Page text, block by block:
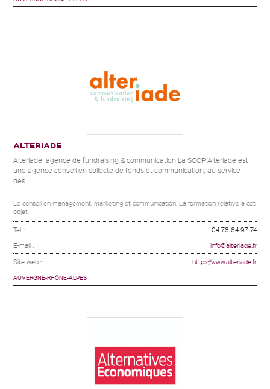
ALTERIADE
Alteriade, agence de fundraising & communication La SCOP Alteriade est
une agence conseil en collecte de fonds et communication, au service
des...
Le conseil en management, marketing et communication. La formation relative à cet
objet
Tel. : 04 78 64 97 74
E-mail : info@alteriade.fr
Site web : https://www.alteriade.fr
AUVERGNE-RHÔNE-ALPES